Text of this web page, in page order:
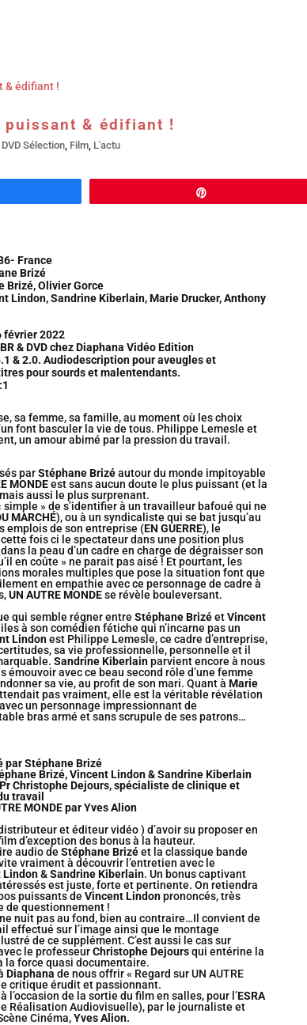
puissant & édifiant !
DVD Sélection, Film, L'actu
France
Brizé
Brizé, Olivier Gorce
Lindon, Sandrine Kiberlain, Marie Drucker, Anthony
février 2022
& DVD chez Diaphana Vidéo Edition
& 2.0. Audiodescription pour aveugles et
pour sourds et malentendants.
sa femme, sa famille, au moment où les choix
font basculer la vie de tous. Philippe Lemesle et
un amour abimé par la pression du travail.
parStéphane Brizéautour du monde impitoyable
MONDEest sans aucun doute le plus puissant (et la
aussi le plus surprenant.
simple » de s’identifier à un travailleur bafoué qui ne
MARCHÉ), ou à un syndicaliste qui se bat jusqu’au
emplois de son entreprise (EN GUERRE), le
fois ci le spectateur dans une position plus
la peau d’un cadre en charge de dégraisser son
en coûte » ne parait pas aisé ! Et pourtant, les
morales multiples que pose la situation font que
en empathie avec ce personnage de cadre à
UN AUTRE MONDEse révèle bouleversant.
qui semble régner entre Stéphane BrizéetVincent
à son comédien fétiche qui n’incarne pas un
Lindonest Philippe Lemesle, ce cadre d’entreprise,
sa vie professionnelle, personnelle et il
Sandrine Kiberlainparvient encore à nous
émouvoir avec ce beau second rôle d’une femme
sa vie, au profit de son mari. Quant à Marie
pas vraiment, elle est la véritable révélation
un personnage impressionnant de
bras armé et sans scrupule de ses patrons…
par Stéphane Brizé
Brizé, Vincent Lindon & Sandrine Kiberlain
Christophe Dejours, spécialiste de clinique et
travail
MONDE par Yves Alion
et éditeur vidéo ) d’avoir su proposer en
d’exception des bonus à la hauteur.
audio de Stéphane Brizéet la classique bande
vraiment à découvrir l’entretien avec le
Lindon&Sandrine Kiberlain. Un bonus captivant
est juste, forte et pertinente. On retiendra
puissants de Vincent Lindonprononcés, très
de questionnement !
nuit pas au fond, bien au contraire…Il convient de
effectué sur l’image ainsi que le montage
de ce supplément. C’est aussi le cas sur
le professeurChristophe Dejoursqui entérine la
la force quasi documentaire.
Diaphana de nous offrir « Regard sur UN AUTRE
critique érudit et passionnant.
l’occasion de la sortie du film en salles, pour l’ESRA
Réalisation Audiovisuelle), par le journaliste et
Cinéma,Yves Alion.